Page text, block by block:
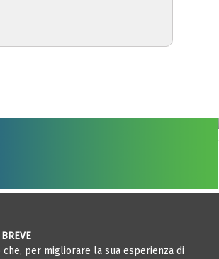
che, per migliorare la sua esperienza di